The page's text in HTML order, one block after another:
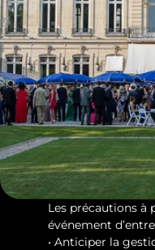
Les précautions à
événement
• Anticiper la